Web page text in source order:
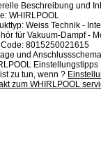
Beschreibung und
WHIRLPOOL
Weiss Technik -
für Vakuum-Dampf -
Code: 8015250021615
und
Einstellungstipps
zu tun, wenn ?
zum WHIRLPOOL